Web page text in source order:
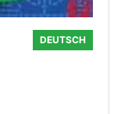
DEUTSCH